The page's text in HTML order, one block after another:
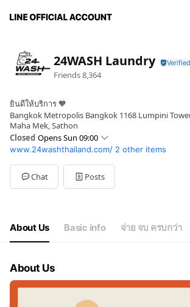
24WASH Laundry
Friends8,364
ยินดีให้บริการ 🧡
Bangkok Metropolis Bangkok 1168 Lumpini
Maha Mek, Sathon
Closed Opens Sun 09:00
Sun09:00 - 18:00
Mon09:00 - 18:00
Tue09:00 - 18:00
Wed09:00 - 18:00
สอบถามการลงทุนได้เลย!
www.24washthailand.com/ 2 other items
Chat Posts
About Us Basic info จ่าย จบ ครบกว่า
About Us